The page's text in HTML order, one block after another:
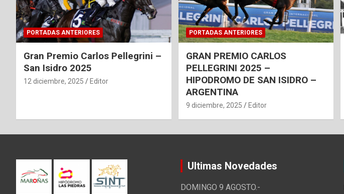
PORTADAS ANTERIORES
Gran Premio Carlos Pellegrini –
San Isidro 2025
12 diciembre, 2025 Editor
PORTADAS ANTERIORES
GRAN PREMIO CARLOS
PELLEGRINI 2025 –
HIPODROMO DE SAN ISIDRO –
ARGENTINA
9 diciembre, 2025 Editor
Ultimas Novedades
DOMINGO 9 AGOSTO.-